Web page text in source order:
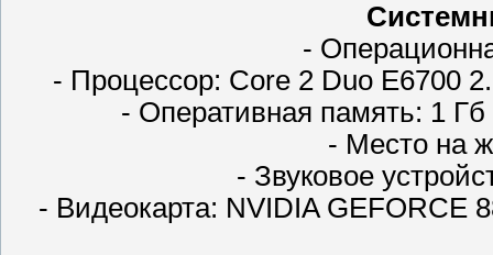
-
- Процессор: Core 2 Duo E6700
- Оперативная память: 1
- Место на
- Звуковое
- Видеокарта: NVIDIA GEFORCE